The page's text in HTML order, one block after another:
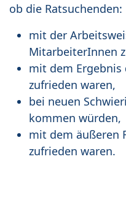
ob die Ratsuchenden:
mit der
MitarbeiterInnen
mit dem
zufrieden waren,
bei neuen
kommen würden,
mit dem äußeren
zufrieden waren.